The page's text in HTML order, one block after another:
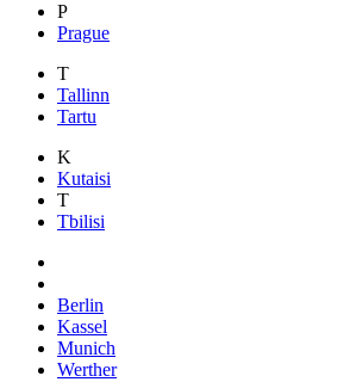
P
Prague
T
Tallinn
Tartu
K
Kutaisi
T
Tbilisi
Berlin
Kassel
Munich
Werther